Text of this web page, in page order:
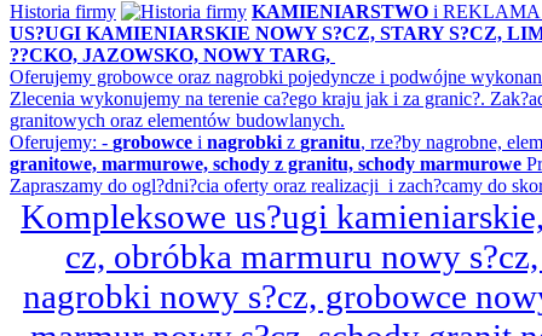
Historia firmy KAMIENIARSTWO i
US?UGI KAMIENIARSKIE NOWY S?CZ, STARY S?CZ,
??CKO, JAZOWSKO, NOWY TARG,
Oferujemy grobowce oraz nagrobki pojedyncze i podwójne
Zlecenia wykonujemy na terenie ca?ego kraju jak i za granic?.
granitowych oraz elementów budowlanych.
Oferujemy: - grobowce i nagrobki z granitu, rze?by nagrobne,
granitowe, marmurowe, schody z granitu, schody marmurowe
Zapraszamy do ogl?dni?cia oferty oraz realizacji i zach?camy do
Kompleksowe us?ugi
cz, obróbka marmuru nowy
nagrobki nowy s?cz, grobowce